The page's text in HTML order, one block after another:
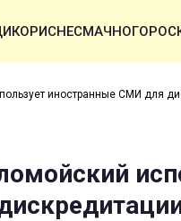
КОРИСНЕСМАЧНО
иностранные СМИ для